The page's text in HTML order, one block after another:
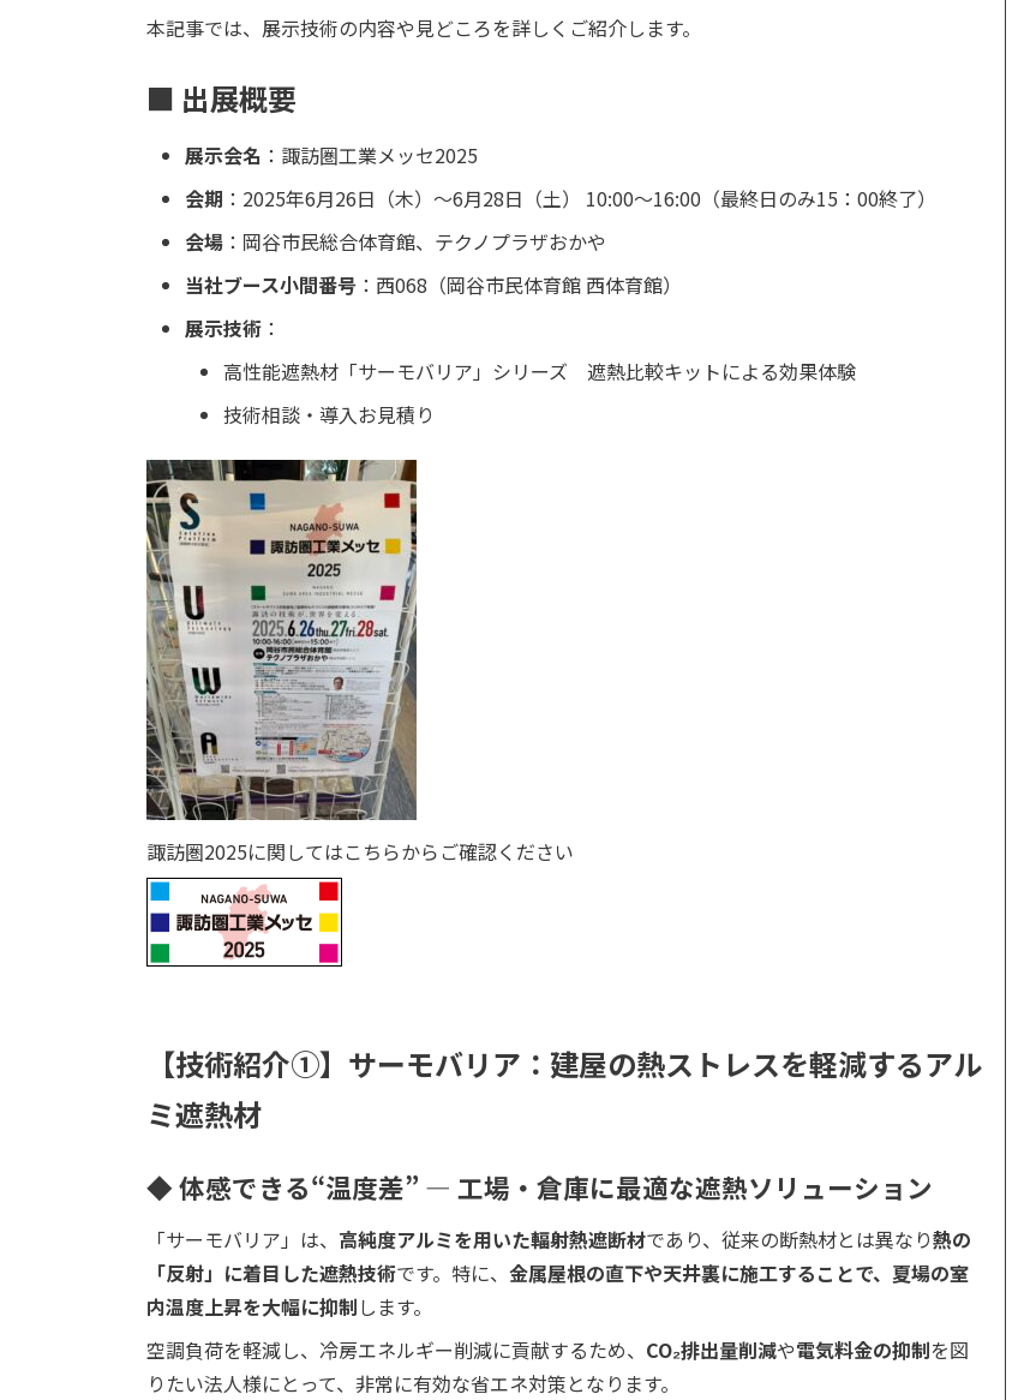
本記事では、展示技術の内容や見どころを詳しくご紹介します。
■ 出展概要
展示会名 ：諏訪圏工業メッセ2025
会期 ：2025年6月26日（木）～6月28日（土） 10:00～16:00（最終日のみ15：00終了）
会場 ：岡谷市民総合体育館、テクノプラザおかや
当社ブース小間番号 ：西068（岡谷市民体育館 西体育館）
展示技術 ：
高性能遮熱材「サーモバリア」シリーズ 遮熱比較キットによる効果体験
技術相談・導入お見積り
諏訪圏2025に関してはこちらからご確認ください
【技術紹介①】サーモバリア：建屋の熱ストレスを軽減するアル
ミ遮熱材
◆ 体感できる“温度差” ― 工場・倉庫に最適な遮熱ソリューション
「サーモバリア」は、 高純度アルミを用いた輻射熱遮断材であり、従来の断熱材とは異なり熱の
「反射」に着目した遮熱技術です。特に、 金属屋根の直下や天井裏に施工することで、夏場の室
内温度上昇を大幅に抑制します。
空調負荷を軽減し、冷房エネルギー削減に貢献するため、 CO₂排出量削減や電気料金の抑制を図
りたい法人様にとって、非常に有効な省エネ対策となります。